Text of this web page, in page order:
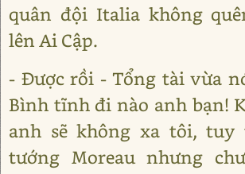
quân đội Italia không
lên Ai Cập.
- Được rồi - Tổng tài vừa
Bình tĩnh đi nào anh bạn!
anh sẽ không xa tôi, tuy
tướng Moreau nhưng